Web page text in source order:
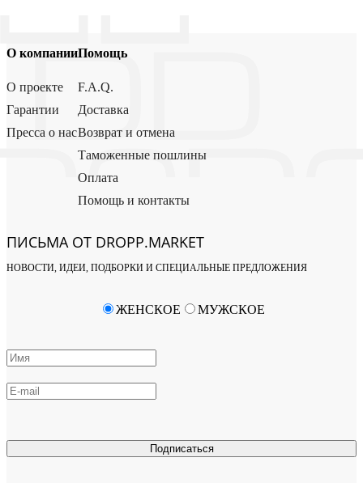
О компании
О проекте
Гарантии
Пресса о нас
Помощь
F.A.Q.
Доставка
Возврат и отмена
Таможенные пошлины
Оплата
Помощь и контакты
ПИСЬМА ОТ DROPP.MARKET
НОВОСТИ, ИДЕИ, ПОДБОРКИ И СПЕЦИАЛЬНЫЕ ПРЕДЛОЖЕНИЯ
Подписаться
ЖЕНСКОЕ МУЖСКОЕ